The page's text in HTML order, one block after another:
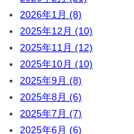
2026年1月 (8)
2025年12月 (10)
2025年11月 (12)
2025年10月 (10)
2025年9月 (8)
2025年8月 (6)
2025年7月 (7)
2025年6月 (6)